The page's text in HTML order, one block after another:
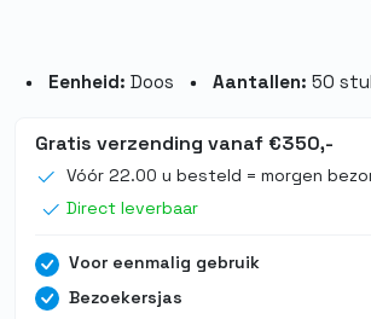
Eenheid: Doos Aantallen: 50
Gratis verzending vanaf €350,-
Vóór 22.00 u besteld = morgen
Direct leverbaar
Voor eenmalig gebruik
Bezoekersjas